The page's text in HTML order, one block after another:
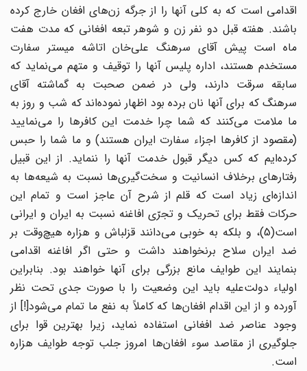
اقدامی است که به کلی آنها را از جرگه زن‌های افغان خارج کرده
باشند. هفته قبل دو نفر زن و شوهر تبعه افغانی که مدت هفت
ماه است پیش آقای سرهنگ علی‌خان اتاشه میستر سفارت
مستخدم هستند، اداره پلیس آنها را توقیف و متهم می‌نماید که
سابقه سرقت دارند، ولی در ضمن صحبت به گماشته آقای
سرهنگ که برای آنها نان برده بود اظهار نموده‌اند که شب و روز به
ما ملامت می‌کنند که شما چرا خدمت این کافرها را می‌نمایید
(مقصود از کافرها اجزاء سفارت ایران هستند) و ما شما را حبس
کرده‌ایم که کس دیگر قبول خدمت آنها را ننماید. از این قبیل
رفتارهای برخلاف انسانیت و سخت‌گیری‌ها نسبت به شیعه‌ها به
اندازه‌ای زیاد است که قلم از شرح آن عاجز است و تمام این
حرکات فقط برای تحریک و تجرّی افاغنه نسبت به ایران و ایرانی
است(5)، و بلکه به خوبی می‌دانند قزلباش و هزاره هیچ‌وقت بر
ضد ایران سلاح برنخواهند داشت و حتی اگر افاغنه اقدامی
بنمایند این طوایف مانع بزرگی برای آنها خواهند بود. بنابراین
اولیاء دولت‌علیه باید این وضعیت را با صورت جدی تحت نظر
آورده و از این اقدام افغان‌ها که کاملاً به نفع ما تمام می‌شود[!] از
وجود عناصر ضد افغانی استفاده نماید، زیرا بهترین قوا برای
جلوگیری از مقاصد سوء افغان‌ها امروز جلب توجه طوایف هزاره
است.